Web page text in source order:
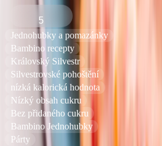
5
Jednohubky a pomazánky
Bambino recepty
Královský Silvestr
Silvestrovské pohoštění
nízká kalorická hodnota
Nízký obsah cukru
Bez přidaného cukru
Bambino Jednohubky
Párty